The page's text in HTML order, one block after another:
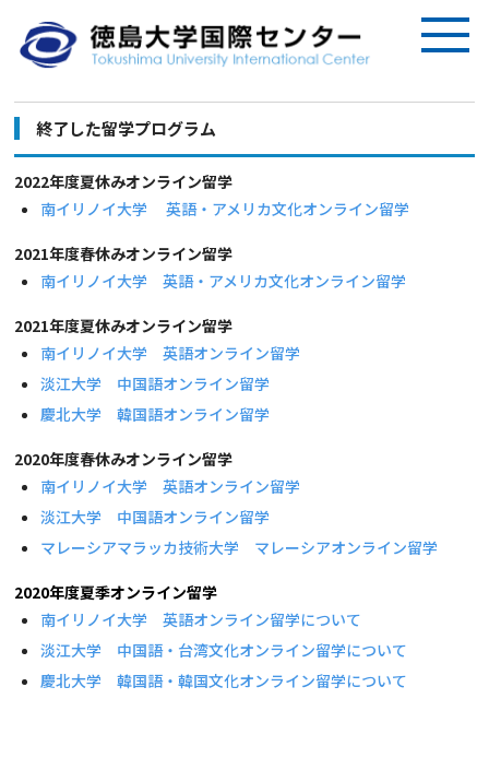
終了した留学プログラム
2022年度夏休みオンライン留学
南イリノイ大学 英語・アメリカ文化オンライン留学
2021年度春休みオンライン留学
南イリノイ大学 英語・アメリカ文化オンライン留学
2021年度夏休みオンライン留学
南イリノイ大学 英語オンライン留学
淡江大学 中国語オンライン留学
慶北大学 韓国語オンライン留学
2020年度春休みオンライン留学
南イリノイ大学 英語オンライン留学
淡江大学 中国語オンライン留学
マレーシアマラッカ技術大学 マレーシアオンライン留学
2020年度夏季オンライン留学
南イリノイ大学 英語オンライン留学について
淡江大学 中国語・台湾文化オンライン留学について
慶北大学 韓国語・韓国文化オンライン留学について